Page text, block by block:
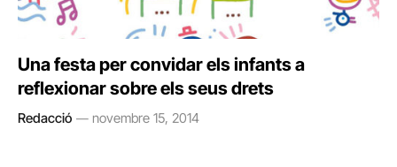
Una festa per convidar els infants a
reflexionar sobre els seus drets
Redacció novembre 15, 2014